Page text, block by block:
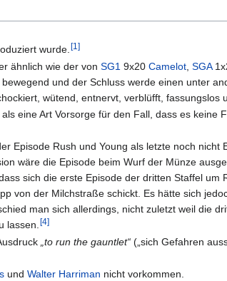
wurde.[1]
ähnlich wie der vonSG1 9x20Camelot ,SGA
und der Schluss werde einen unter
wütend, entnervt, verblüfft, fassungslos
eine Art Vorsorge für den Fall, dass es keine
Episode Rush und Young als letzte noch nicht
wäre die Episode beim Wurf der Münze
sich die erste Episode der dritten Staffel um
von der Milchstraße schickt. Es hätte sich
man sich allerdings, nicht zuletzt weil die
lassen.[4]
„to run the gauntlet“ („sich Gefahren
undWalter Harriman nicht vorkommen.